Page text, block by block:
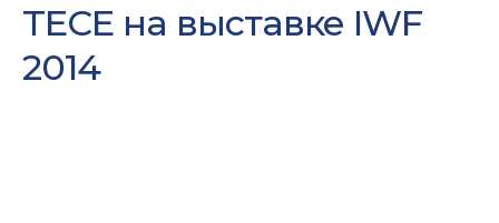
TECE на выставке IWF
2014